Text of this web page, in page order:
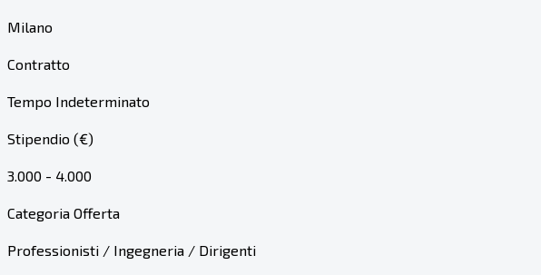
Milano
Contratto
Tempo Indeterminato
Stipendio (€)
3.000 - 4.000
Categoria Offerta
Professionisti / Ingegneria / Dirigenti